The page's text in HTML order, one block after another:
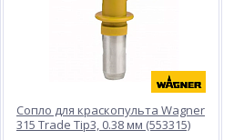
Сопло для краскопульта Wagner
315 Trade Tip3, 0.38 мм (553315)